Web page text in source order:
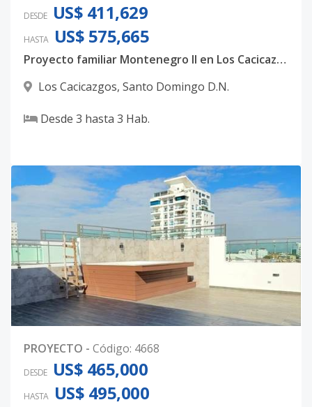
DESDE US$ 411,629
HASTA US$ 575,665
Proyecto familiar Montenegro II en Los Cacicazgos.
Los Cacicazgos, Santo Domingo D.N.
Desde 3 hasta 3 Hab.
PROYECTO - Código: 4668
DESDE US$ 465,000
HASTA US$ 495,000